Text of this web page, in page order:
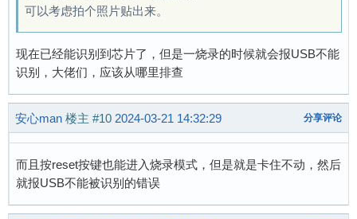
可以考虑拍个照片贴出来。
现在已经能识别到芯片了，但是一烧录的时候就会报USB不能
识别，大佬们，应该从哪里排查
安心man 楼主 #10 2024-03-21 14:32:29 分享评论
而且按reset按键也能进入烧录模式，但是就是卡住不动，然后
就报USB不能被识别的错误